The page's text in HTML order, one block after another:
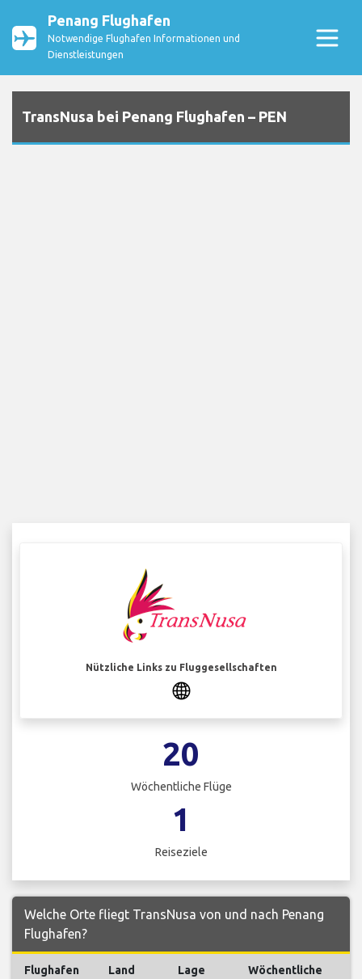
Penang Flughafen
Notwendige Flughafen Informationen und
Dienstleistungen
TransNusa bei Penang Flughafen – PEN
Nützliche Links zu Fluggesellschaften
20
Wöchentliche Flüge
1
Reiseziele
Welche Orte fliegt TransNusa von und nach Penang
Flughafen?
Flughafen Land Lage
Wöchentliche